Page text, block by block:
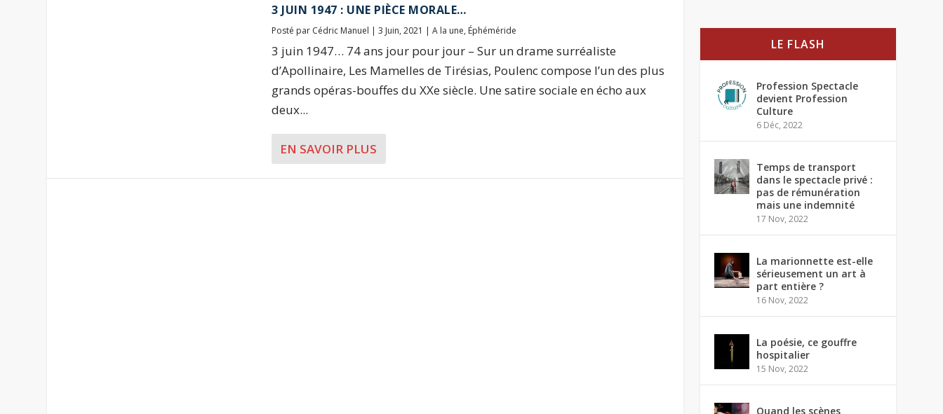
3 JUIN 1947 : UNE PIÈCE MORALE…
Posté par Cédric Manuel |3 Juin, 2021 |A la une, Éphéméride
3 juin 1947… 74 ans jour pour jour – Sur un drame surréaliste
d’Apollinaire, Les Mamelles de Tirésias, Poulenc compose l’un des plus
grands opéras-bouffes du XXe siècle. Une satire sociale en écho aux
deux...
EN SAVOIR PLUS
LE FLASH
Profession Spectacle
devient Profession
Culture
6 Déc, 2022
Temps de transport
dans le spectacle privé :
pas de rémunération
mais une indemnité
17 Nov, 2022
La marionnette est-elle
sérieusement un art à
part entière ?
16 Nov, 2022
La poésie, ce gouffre
hospitalier
15 Nov, 2022
Quand les scènes